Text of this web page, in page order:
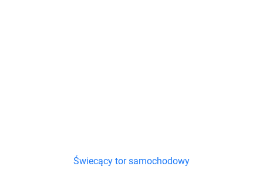
Świecący tor samochodowy